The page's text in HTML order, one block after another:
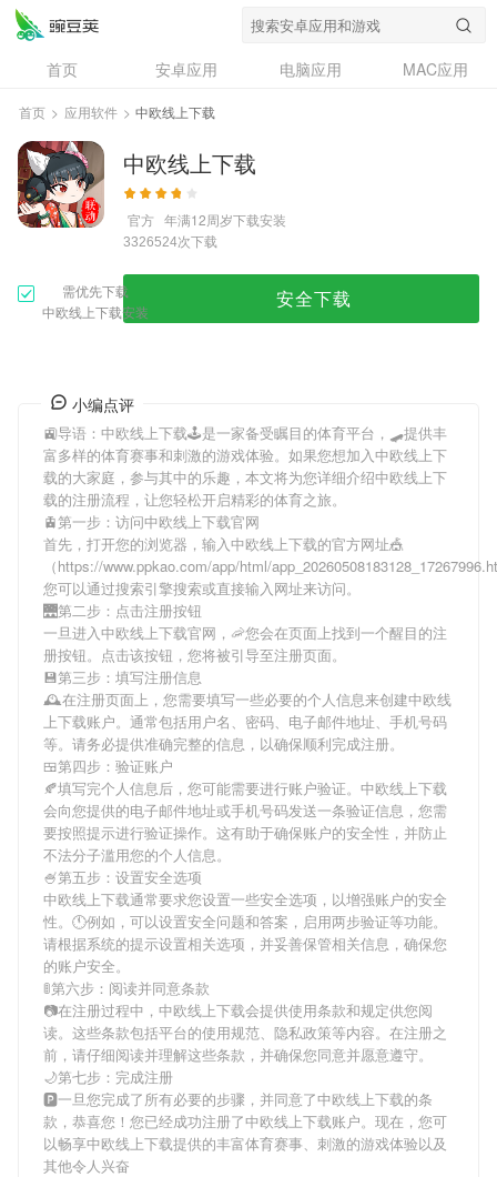
首页 安卓应用 电脑应用
MAC应用
资讯
专题
问答
首页 > 应用软件 > 中欧线上下载
中欧线上下载
官方 年满12周岁下载安装
3326524次下载
需优先下载
中欧线上下载安装
安全下载
小编点评
🚉导语： 中欧线上下载🕹是一家备受瞩目的体育平台，🛹提供丰
富多样的体育赛事和刺激的游戏体验。如果您想加入中欧线上下
载的大家庭，参与其中的乐趣，本文将为您详细介绍中欧线上下
载的注册流程，让您轻松开启精彩的体育之旅。
🚊第一步：访问中欧线上下载官网
首先，打开您的浏览器，输入中欧线上下载的官方网址🎪
（https://www.ppkao.com/app/html/
您可以通过搜索引擎搜索或直接输入网址来访问。
🌉第二步：点击注册按钮
一旦进入中欧线上下载官网，🦐您会在页面上找到一个醒目的注
册按钮。点击该按钮，您将被引导至注册页面。
💾第三步：填写注册信息
🕰在注册页面上，您需要填写一些必要的个人信息来创建中欧线
上下载账户。通常包括用户名、密码、电子邮件地址、手机号码
等。请务必提供准确完整的信息，以确保顺利完成注册。
🍱第四步：验证账户
🍂填写完个人信息后，您可能需要进行账户验证。 中欧线上下载
会向您提供的电子邮件地址或手机号码发送一条验证信息，您需
要按照提示进行验证操作。这有助于确保账户的安全性，并防止
不法分子滥用您的个人信息。
🍧第五步：设置安全选项
中欧线上下载通常要求您设置一些安全选项，以增强账户的安全
性。🕚例如，可以设置安全问题和答案，启用两步验证等功能。
请根据系统的提示设置相关选项，并妥善保管相关信息，确保您
的账户安全。
🚦第六步：阅读并同意条款
📷在注册过程中， 中欧线上下载会提供使用条款和规定供您阅
读。这些条款包括平台的使用规范、隐私政策等内容。在注册之
前，请仔细阅读并理解这些条款，并确保您同意并愿意遵守。
🌙第七步：完成注册
🅿一旦您完成了所有必要的步骤，并同意了中欧线上下载的条
款，恭喜您！您已经成功注册了中欧线上下载账户。现在，您可
以畅享中欧线上下载提供的丰富体育赛事、刺激的游戏体验以及
其他令人兴奋